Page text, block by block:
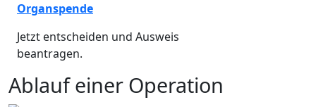
Organspende
Jetzt entscheiden und Ausweis
beantragen.
Ablauf einer Operation